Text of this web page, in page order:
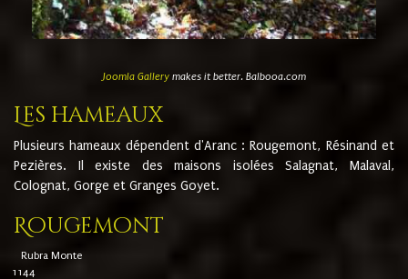
Joomla Gallerymakes it better. Balbooa.com
Les hameaux
Plusieurs hameaux dépendent d'Aranc : Rougemont, Résinand et
Pezières. Il existe des maisons isolées Salagnat, Malaval,
Colognat, Gorge et Granges Goyet.
Rougemont
Rubra Monte
1144